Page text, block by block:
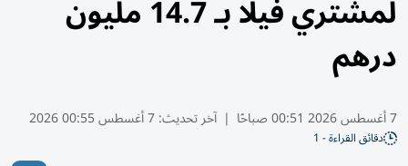
لمشتري فيلا بـ 14.7 مليون
درهم
7 أغسطس 2026 00:51 صباحًا | آخر تحديث:7 أغسطس 00:55 2026
دقائق القراءة - 1